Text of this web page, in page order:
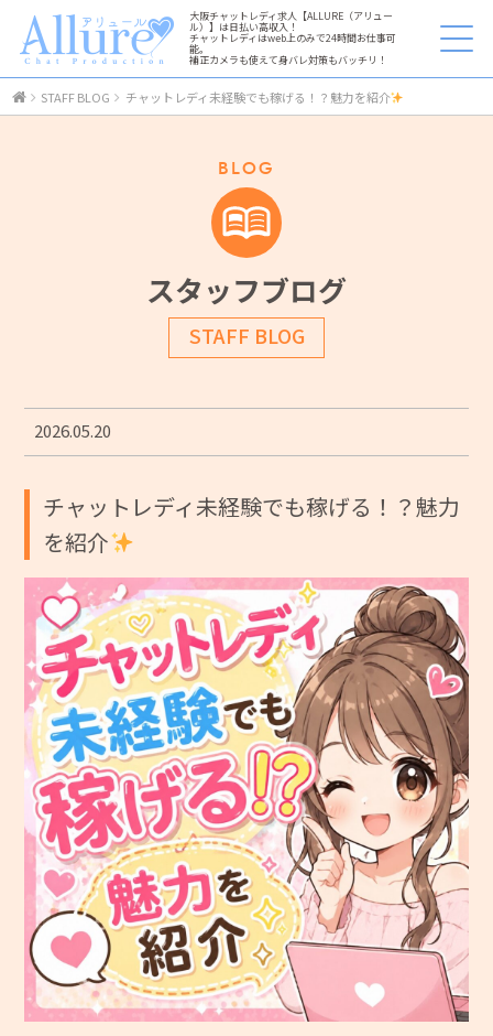
大阪チャットレディ求人【ALLURE（アリュー
ル）】は日払い高収入！
チャットレディはweb上のみで24時間お仕事可
能。
補正カメラも使えて身バレ対策もバッチリ！
STAFF BLOG チャットレディ未経験でも稼げる！？魅力を紹介
BLOG
スタッフブログ
STAFF BLOG
2026.05.20
チャットレディ未経験でも稼げる！？魅力
を紹介